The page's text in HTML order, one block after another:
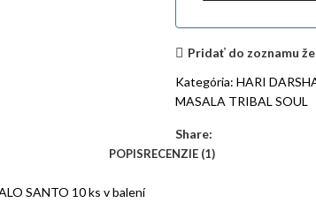
Pridať do zoznamu
Kategória: HARI
MASALA TRIBAL SOUL
Share:
POPISRECENZIE (1)
SANTO 10 ks v balení